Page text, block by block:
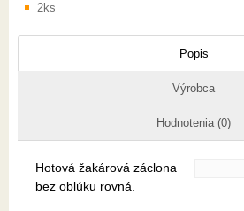
2ks
Popis
Výrobca
Hodnotenia (0)
Hotová žakárová záclona
bez oblúku rovná.